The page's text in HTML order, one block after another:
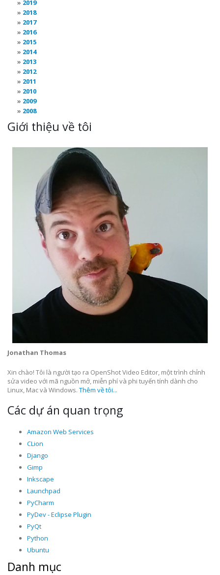
2019
2018
2017
2016
2015
2014
2013
2012
2011
2010
2009
2008
Giới thiệu về tôi
Jonathan Thomas
Xin chào! Tôi là người tạo ra OpenShot Video Editor, một trình chỉnh
sửa video với mã nguồn mở, miễn phí và phi tuyến tính dành cho
Linux, Mac và Windows. Thêm về tôi...
Các dự án quan trọng
Amazon Web Services
CLion
Django
Gimp
Inkscape
Launchpad
PyCharm
PyDev - Eclipse Plugin
PyQt
Python
Ubuntu
Danh mục